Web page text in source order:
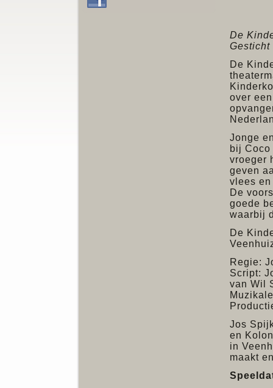
De
Gesticht
De
over
Jonge
bij
vroeger
geven
vlees
De
goede
waarbij
De
Regie:
Script:
van Wil
Jos
en
in
maakt